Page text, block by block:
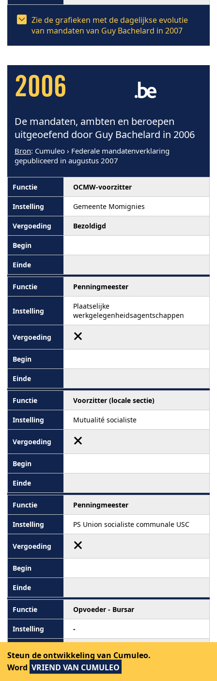
Zie de grafieken met de dagelijkse evolutie
van mandaten van Guy Bachelard in 2007
2006
De mandaten, ambten en beroepen
uitgeoefend door Guy Bachelard in 2006
Bron: Cumuleo › Federale mandatenverklaring
gepubliceerd in augustus 2007
OCMW-voorzitter
Gemeente Momignies
Bezoldigd
Penningmeester
Plaatselijke
werkgelegenheidsagentschappen
Voorzitter (locale sectie)
Mutualité socialiste
Penningmeester
PS Union socialiste communale USC
Opvoeder - Bursar
-
Steun de ontwikkeling van Cumuleo.
Word VRIEND VAN CUMULEO